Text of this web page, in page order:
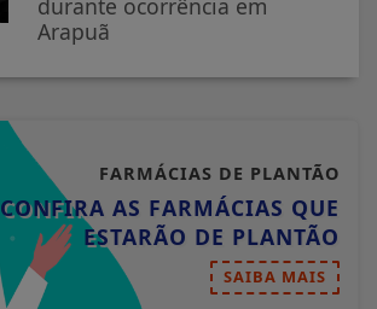
durante ocorrência em
Arapuã
FARMÁCIAS DE PLANTÃO
CONFIRA AS FARMÁCIAS QUE
ESTARÃO DE PLANTÃO
SAIBA MAIS